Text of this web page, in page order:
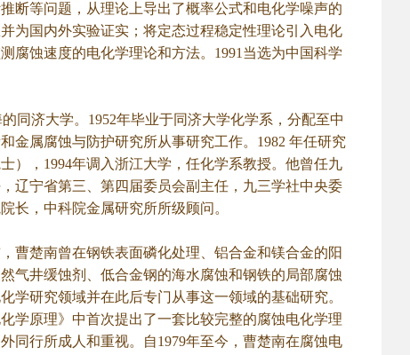
断等问题，从理论上导出了概率公式和电化学噪声的
为国内外实验证实；将定态过程稳定性理论引入电化
腐蚀速度的电化学理论和方法。1991当选为中国科学
济大学。1952年毕业于同济大学化学系，分配至中
金属腐蚀与防护研究所从事研究工作。1982 年任研究
），1994年调入浙江大学，任化学系教授。他曾任九
辽宁省第三、第四届委员会副主任，九三学社中央委
长，中科院金属研究所所级顾问。
楚南曾在钢铁表面磷化处理、铝合金和镁合金的阳
气井缓蚀剂、低合金钢的海水腐蚀和钢铁的局部腐蚀
学研究领域并在此后专门从事这一领域的基础研究。
学原理》中首次提出了一套比较完整的腐蚀电化学理
同行所成人和重视。自1979年至今，曹楚南在腐蚀电